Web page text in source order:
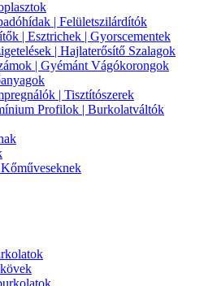
| Felületszilárdítók
| Esztrichek | Gyorscementek
| Hajlaterősítő Szalagok
| Gyémánt Vágókorongok
| Tisztítószerek
Profilok | Burkolatváltók